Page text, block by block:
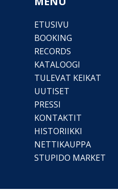
ETUSIVU
BOOKING
RECORDS
KATALOOGI
TULEVAT KEIKAT
UUTISET
PRESSI
KONTAKTIT
HISTORIIKKI
NETTIKAUPPA
STUPIDO MARKET